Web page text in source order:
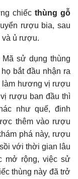
chiếc thùng gỗ
rượu bia, sau
và ủ rượu.
sử dụng thùng
bắt đầu nhận ra
làm hương vị rượu
rượu ban đầu thì
như quế, đinh
thêm vào rượu
phá này, rượu
với thời gian lâu
mở rộng, việc sử
thùng này đã trở